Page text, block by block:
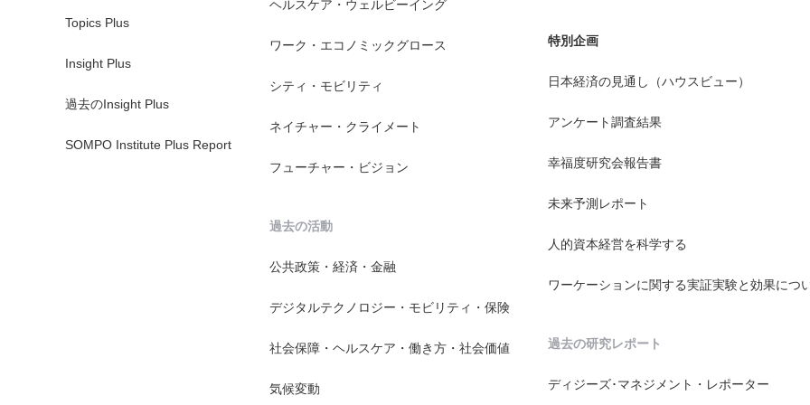
Topics Plus
Insight Plus
過去のInsight Plus
SOMPO Institute Plus Report
ヘルスケア・ウェルビーイング
ワーク・エコノミックグロース
シティ・モビリティ
ネイチャー・クライメート
フューチャー・ビジョン
過去の活動
公共政策・経済・金融
デジタルテクノロジー・モビリティ・保険
社会保障・ヘルスケア・働き方・社会価値
気候変動
特別企画
日本経済の見通し（ハウスビュー）
アンケート調査結果
幸福度研究会報告書
未来予測レポート
人的資本経営を科学する
ワーケーションに関する実証実験と効果につ
過去の研究レポート
ディジーズ･マネジメント・レポーター